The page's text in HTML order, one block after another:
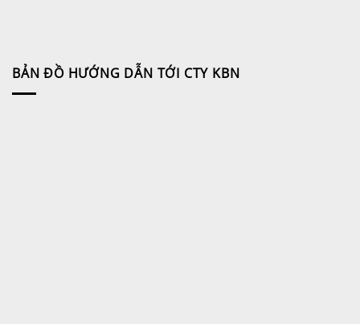
BẢN ĐỒ HƯỚNG DẪN TỚI CTY KBN